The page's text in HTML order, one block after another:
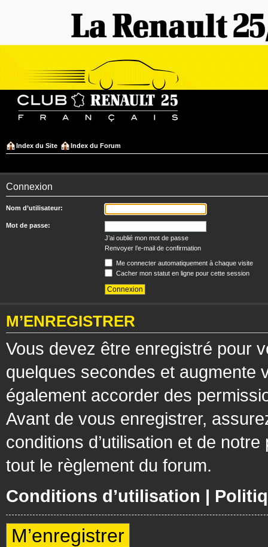
Index du Site Index du Forum
Connexion
Nom d’utilisateur:
Mot de passe:
J’ai oublié mon mot de passe
Renvoyer l’e-mail de confirmation
Me connecter automatiquement à chaque visite
Cacher mon statut en ligne pour cette session
M’ENREGISTRER
Vous devez être enregistré pour
quelques secondes et augmente
également accorder des
Avant de vous enregistrer,
conditions d’utilisation et de
tout le règlement du forum.
Conditions d’utilisation |
M’enregistrer